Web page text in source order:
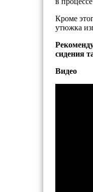
Кроме
утюжка
сидения
Видео